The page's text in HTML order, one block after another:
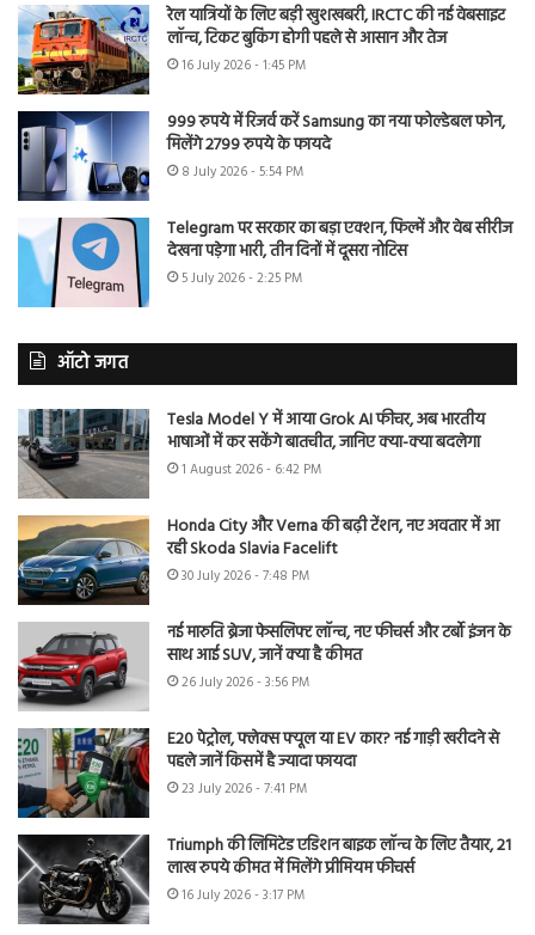
रेल यात्रियों के लिए बड़ी खुशखबरी, IRCTC की नई वेबसाइट
लॉन्च, टिकट बुकिंग होगी पहले से आसान और तेज
16 July 2026 - 1:45 PM
999 रुपये में रिजर्व करें Samsung का नया फोल्डेबल फोन,
मिलेंगे 2799 रुपये के फायदे
8 July 2026 - 5:54 PM
Telegram पर सरकार का बड़ा एक्शन, फिल्में और वेब सीरीज
देखना पड़ेगा भारी, तीन दिनों में दूसरा नोटिस
5 July 2026 - 2:25 PM
ऑटो जगत
Tesla Model Y में आया Grok AI फीचर, अब भारतीय
भाषाओं में कर सकेंगे बातचीत, जानिए क्या-क्या बदलेगा
1 August 2026 - 6:42 PM
Honda City और Verna की बढ़ी टेंशन, नए अवतार में आ
रही Skoda Slavia Facelift
30 July 2026 - 7:48 PM
नई मारुति ब्रेजा फेसलिफ्ट लॉन्च, नए फीचर्स और टर्बो इंजन के
साथ आई SUV, जानें क्या है कीमत
26 July 2026 - 3:56 PM
E20 पेट्रोल, फ्लेक्स फ्यूल या EV कार? नई गाड़ी खरीदने से
पहले जानें किसमें है ज्यादा फायदा
23 July 2026 - 7:41 PM
Triumph की लिमिटेड एडिशन बाइक लॉन्च के लिए तैयार, 21
लाख रुपये कीमत में मिलेंगे प्रीमियम फीचर्स
16 July 2026 - 3:17 PM